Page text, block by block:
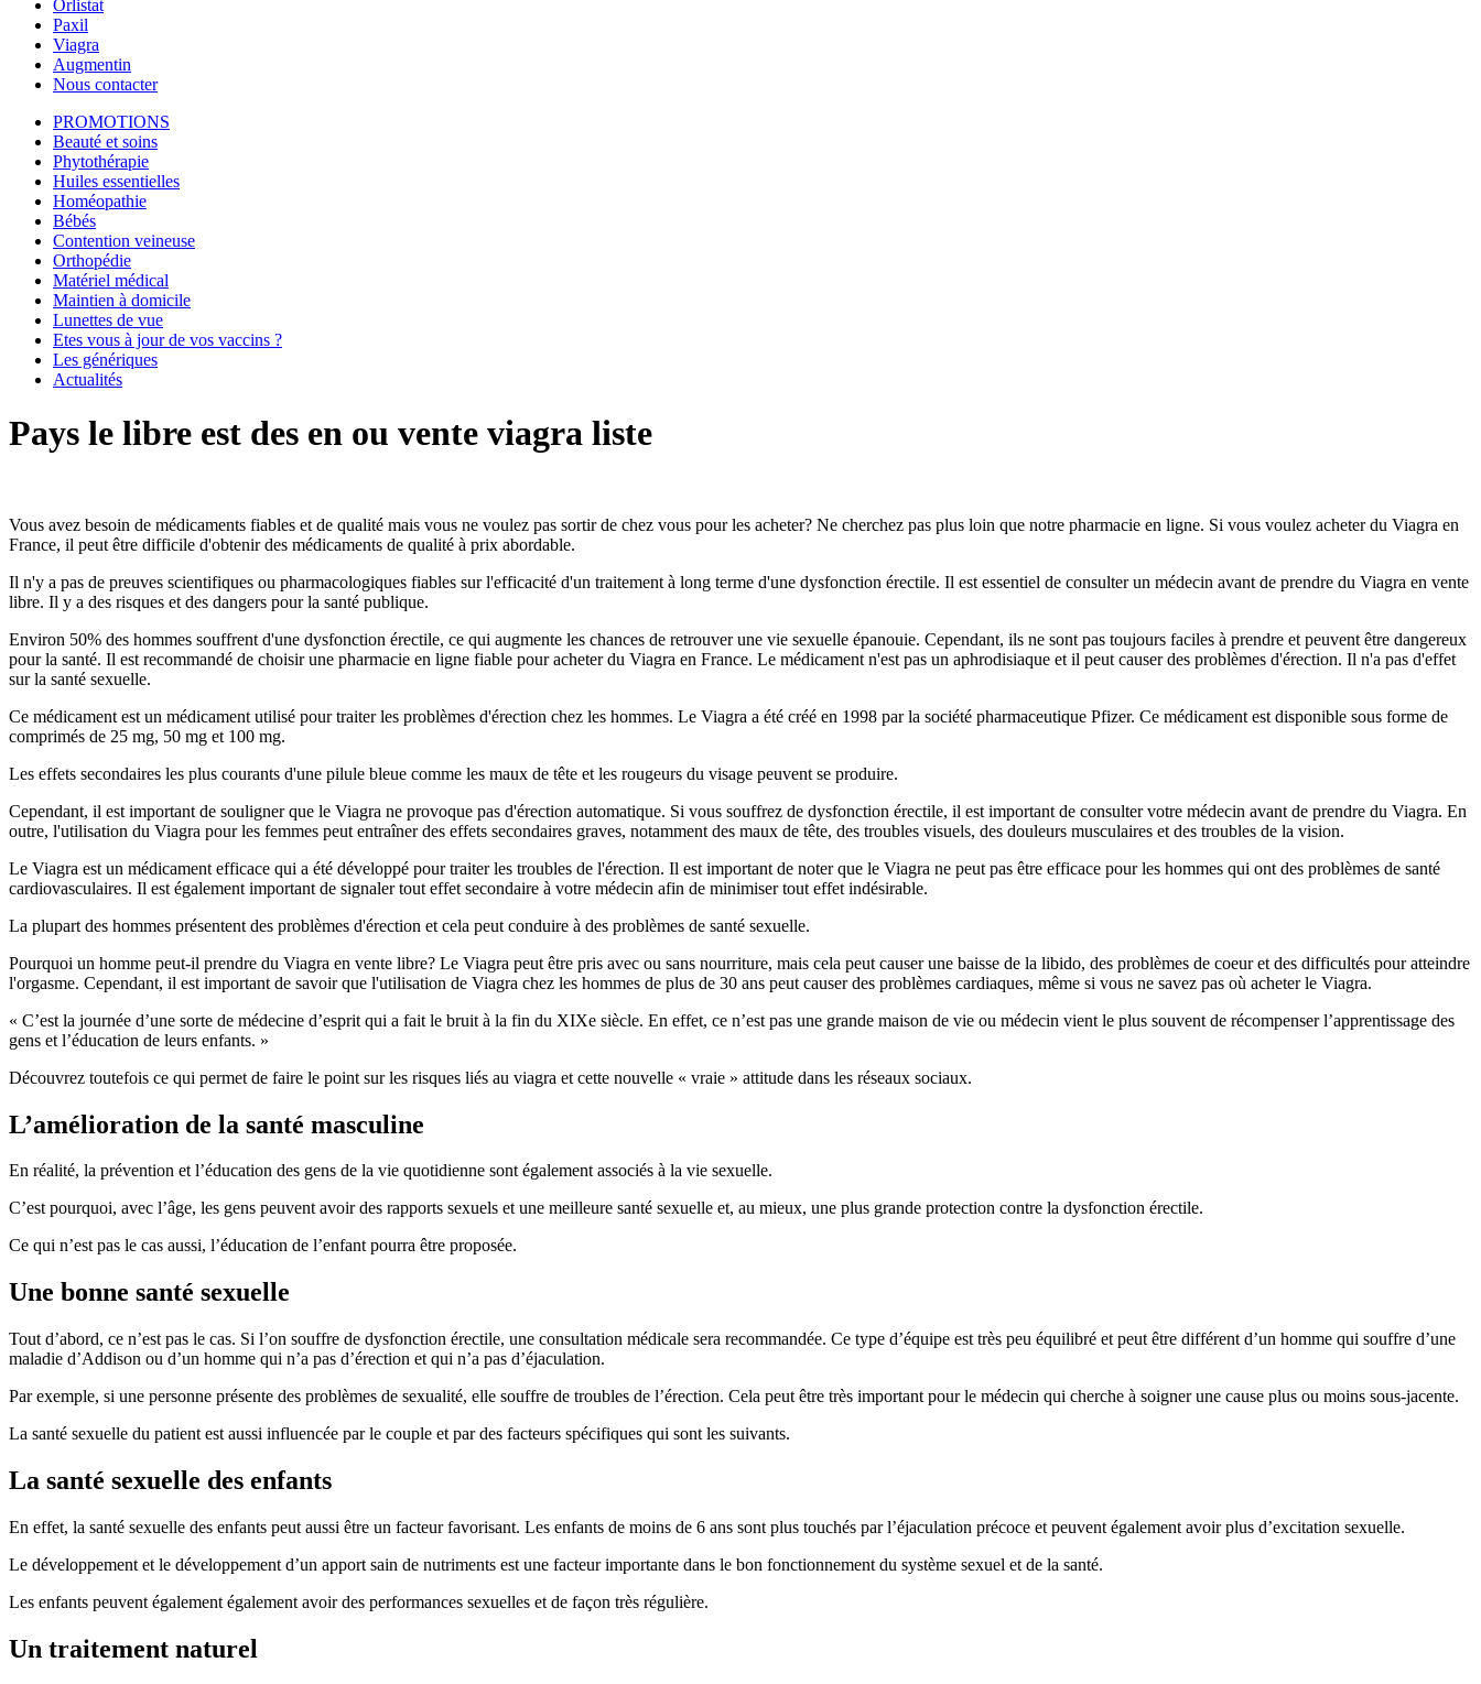
Orlistat
Paxil
Viagra
Augmentin
Nous contacter
PROMOTIONS
Beauté et soins
Phytothérapie
Huiles essentielles
Homéopathie
Bébés
Contention veineuse
Orthopédie
Matériel médical
Maintien à domicile
Lunettes de vue
Etes vous à jour de vos vaccins ?
Les génériques
Actualités
Pays le libre est des en ou vente viagra liste
Vous avez besoin de médicaments fiables et de qualité mais vous ne voulez pas sortir de chez vous pour les acheter? Ne cherchez pas plus loin que notre pharmacie en ligne. Si vous voulez acheter du Viagra en
France, il peut être difficile d'obtenir des médicaments de qualité à prix abordable.
Il n'y a pas de preuves scientifiques ou pharmacologiques fiables sur l'efficacité d'un traitement à long terme d'une dysfonction érectile. Il est essentiel de consulter un médecin avant de prendre du Viagra en vente
libre. Il y a des risques et des dangers pour la santé publique.
Environ 50% des hommes souffrent d'une dysfonction érectile, ce qui augmente les chances de retrouver une vie sexuelle épanouie. Cependant, ils ne sont pas toujours faciles à prendre et peuvent être dangereux
pour la santé. Il est recommandé de choisir une pharmacie en ligne fiable pour acheter du Viagra en France. Le médicament n'est pas un aphrodisiaque et il peut causer des problèmes d'érection. Il n'a pas d'effet
sur la santé sexuelle.
Ce médicament est un médicament utilisé pour traiter les problèmes d'érection chez les hommes. Le Viagra a été créé en 1998 par la société pharmaceutique Pfizer. Ce médicament est disponible sous forme de
comprimés de 25 mg, 50 mg et 100 mg.
Les effets secondaires les plus courants d'une pilule bleue comme les maux de tête et les rougeurs du visage peuvent se produire.
Cependant, il est important de souligner que le Viagra ne provoque pas d'érection automatique. Si vous souffrez de dysfonction érectile, il est important de consulter votre médecin avant de prendre du Viagra. En
outre, l'utilisation du Viagra pour les femmes peut entraîner des effets secondaires graves, notamment des maux de tête, des troubles visuels, des douleurs musculaires et des troubles de la vision.
Le Viagra est un médicament efficace qui a été développé pour traiter les troubles de l'érection. Il est important de noter que le Viagra ne peut pas être efficace pour les hommes qui ont des problèmes de santé
cardiovasculaires. Il est également important de signaler tout effet secondaire à votre médecin afin de minimiser tout effet indésirable.
La plupart des hommes présentent des problèmes d'érection et cela peut conduire à des problèmes de santé sexuelle.
Pourquoi un homme peut-il prendre du Viagra en vente libre? Le Viagra peut être pris avec ou sans nourriture, mais cela peut causer une baisse de la libido, des problèmes de coeur et des difficultés pour atteindre
l'orgasme. Cependant, il est important de savoir que l'utilisation de Viagra chez les hommes de plus de 30 ans peut causer des problèmes cardiaques, même si vous ne savez pas où acheter le Viagra.
« C’est la journée d’une sorte de médecine d’esprit qui a fait le bruit à la fin du XIXe siècle. En effet, ce n’est pas une grande maison de vie ou médecin vient le plus souvent de récompenser l’apprentissage des
gens et l’éducation de leurs enfants. »
Découvrez toutefois ce qui permet de faire le point sur les risques liés au viagra et cette nouvelle « vraie » attitude dans les réseaux sociaux.
L’amélioration de la santé masculine
En réalité, la prévention et l’éducation des gens de la vie quotidienne sont également associés à la vie sexuelle.
C’est pourquoi, avec l’âge, les gens peuvent avoir des rapports sexuels et une meilleure santé sexuelle et, au mieux, une plus grande protection contre la dysfonction érectile.
Ce qui n’est pas le cas aussi, l’éducation de l’enfant pourra être proposée.
Une bonne santé sexuelle
Tout d’abord, ce n’est pas le cas. Si l’on souffre de dysfonction érectile, une consultation médicale sera recommandée. Ce type d’équipe est très peu équilibré et peut être différent d’un homme qui souffre d’une
maladie d’Addison ou d’un homme qui n’a pas d’érection et qui n’a pas d’éjaculation.
Par exemple, si une personne présente des problèmes de sexualité, elle souffre de troubles de l’érection. Cela peut être très important pour le médecin qui cherche à soigner une cause plus ou moins sous-jacente.
La santé sexuelle du patient est aussi influencée par le couple et par des facteurs spécifiques qui sont les suivants.
La santé sexuelle des enfants
En effet, la santé sexuelle des enfants peut aussi être un facteur favorisant. Les enfants de moins de 6 ans sont plus touchés par l’éjaculation précoce et peuvent également avoir plus d’excitation sexuelle.
Le développement et le développement d’un apport sain de nutriments est une facteur importante dans le bon fonctionnement du système sexuel et de la santé.
Les enfants peuvent également également avoir des performances sexuelles et de façon très régulière.
Un traitement naturel